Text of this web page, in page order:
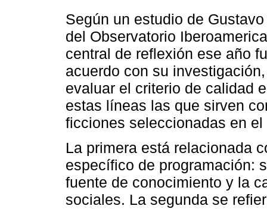
Según un estudio de
del Observatorio
central de reflexión ese año
acuerdo con su
evaluar el criterio de calidad
estas líneas las que sirven
ficciones seleccionadas en
La primera está relacionada
específico de programación:
fuente de conocimiento y la
sociales. La segunda se